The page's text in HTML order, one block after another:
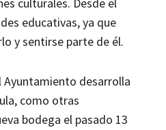
culturales. Desde el
educativas, ya que
y sentirse parte de él.
Ayuntamiento desarrolla
como otras
bodega el pasado 13